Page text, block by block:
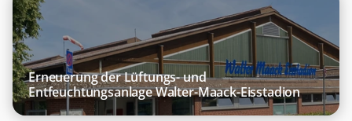
Deckenstrahlplatten
Hybridanlage
BHKW
Erneuerung der Lüftungs- und
Entfeuchtungsanlage Walter-Maack-Eisstadion